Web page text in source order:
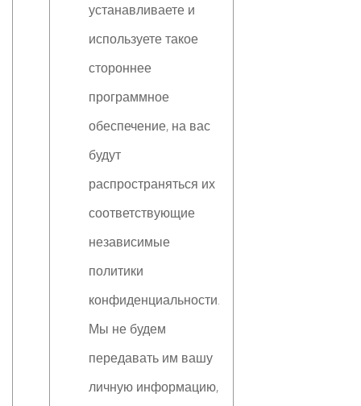
устанавливаете и
используете такое
стороннее
программное
обеспечение, на вас
будут
распространяться их
соответствующие
независимые
политики
конфиденциальности.
Мы не будем
передавать им вашу
личную информацию,